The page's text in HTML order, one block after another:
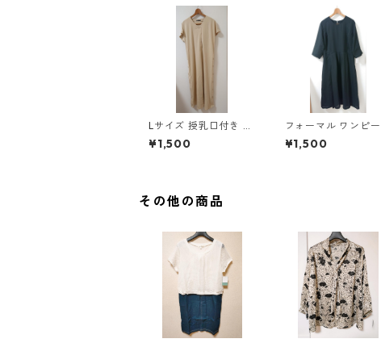
Lサイズ 授乳口付き サ
イドボタンデザイン ワ
ンピース マタニティ
¥1,500
フォーマル ワンピー
5L ブラック ◆KIY-13
00◆
¥1,500
その他の商品